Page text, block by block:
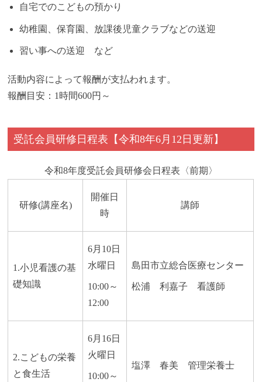
自宅でのこどもの預かり
幼稚園、保育園、放課後児童クラブなどの送迎
習い事への送迎 など
活動内容によって報酬が支払われます。
報酬目安：1時間600円～
受託会員研修日程表【令和8年6月12日更新】
令和8年度受託会員研修会日程表〈前期〉
研修(講座名)
開催日
時
講師
1.小児看護の基
礎知識
6月10日
水曜日
10:00～
12:00
島田市立総合医療センター
松浦 利嘉子 看護師
2.こどもの栄養
と食生活
6月16日
火曜日
10:00～
塩澤 春美 管理栄養士